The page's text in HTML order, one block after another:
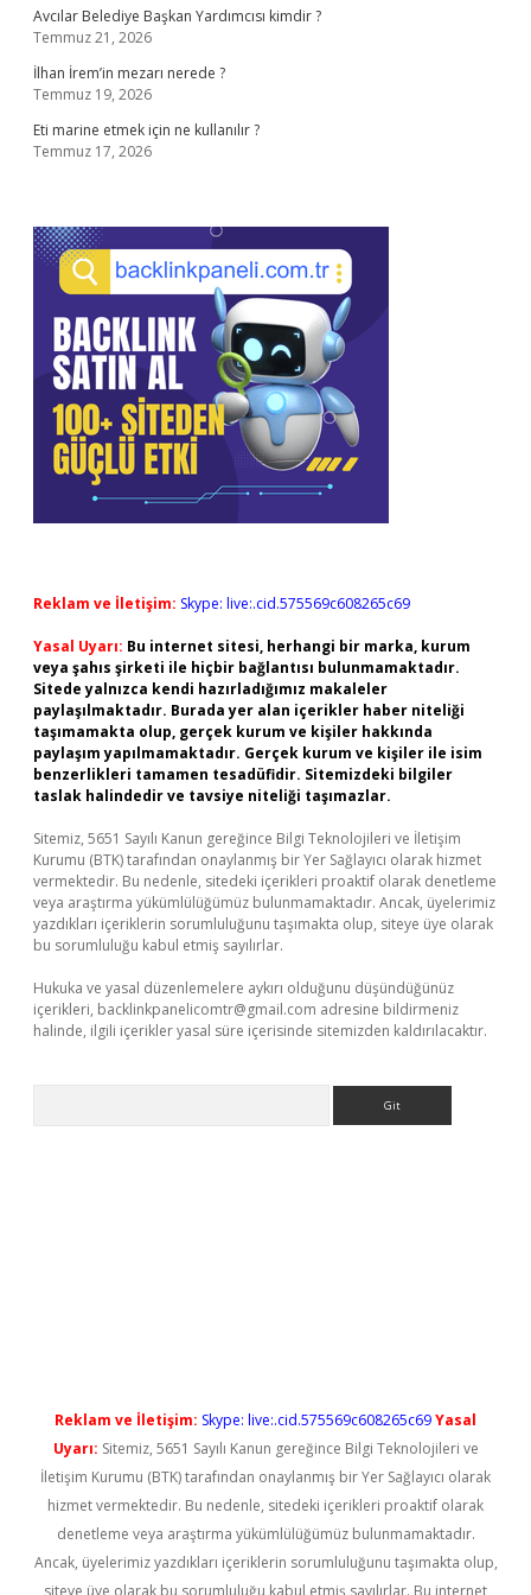
Avcılar Belediye Başkan Yardımcısı kimdir ?
Temmuz 21, 2026
İlhan İrem’in mezarı nerede ?
Temmuz 19, 2026
Eti marine etmek için ne kullanılır ?
Temmuz 17, 2026
Reklam ve İletişim: Skype: live:.cid.575569c608265c69
Yasal Uyarı: Bu internet sitesi, herhangi bir marka, kurum
veya şahıs şirketi ile hiçbir bağlantısı bulunmamaktadır.
Sitede yalnızca kendi hazırladığımız makaleler
paylaşılmaktadır. Burada yer alan içerikler haber niteliği
taşımamakta olup, gerçek kurum ve kişiler hakkında
paylaşım yapılmamaktadır. Gerçek kurum ve kişiler ile isim
benzerlikleri tamamen tesadüfidir. Sitemizdeki bilgiler
taslak halindedir ve tavsiye niteliği taşımazlar.
Sitemiz, 5651 Sayılı Kanun gereğince Bilgi Teknolojileri ve İletişim
Kurumu (BTK) tarafından onaylanmış bir Yer Sağlayıcı olarak hizmet
vermektedir. Bu nedenle, sitedeki içerikleri proaktif olarak denetleme
veya araştırma yükümlülüğümüz bulunmamaktadır. Ancak, üyelerimiz
yazdıkları içeriklerin sorumluluğunu taşımakta olup, siteye üye olarak
bu sorumluluğu kabul etmiş sayılırlar.
Hukuka ve yasal düzenlemelere aykırı olduğunu düşündüğünüz
içerikleri, backlinkpanelicomtr@gmail.com adresine bildirmeniz
halinde, ilgili içerikler yasal süre içerisinde sitemizden kaldırılacaktır.
Reklam ve İletişim: Skype: live:.cid.575569c608265c69Yasal
Uyarı: Sitemiz, 5651 Sayılı Kanun gereğince Bilgi Teknolojileri ve
İletişim Kurumu (BTK) tarafından onaylanmış bir Yer Sağlayıcı olarak
hizmet vermektedir. Bu nedenle, sitedeki içerikleri proaktif olarak
denetleme veya araştırma yükümlülüğümüz bulunmamaktadır.
Ancak, üyelerimiz yazdıkları içeriklerin sorumluluğunu taşımakta olup,
siteye üye olarak bu sorumluluğu kabul etmiş sayılırlar. Bu internet